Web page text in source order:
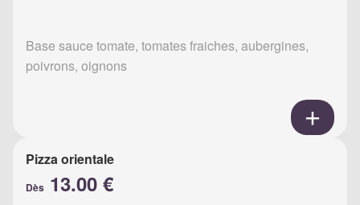
Base sauce tomate, tomates fraiches, aubergines,
poivrons, oignons
Pizza orientale
Dès 13.00 €